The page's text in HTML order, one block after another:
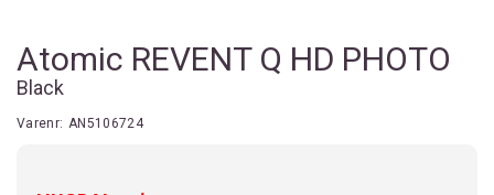
Atomic REVENT Q HD PHOTO
Black
Varenr: AN5106724